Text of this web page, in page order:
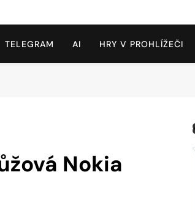
TELEGRAM AI HRY V PROHLÍŽEČI
Nokia